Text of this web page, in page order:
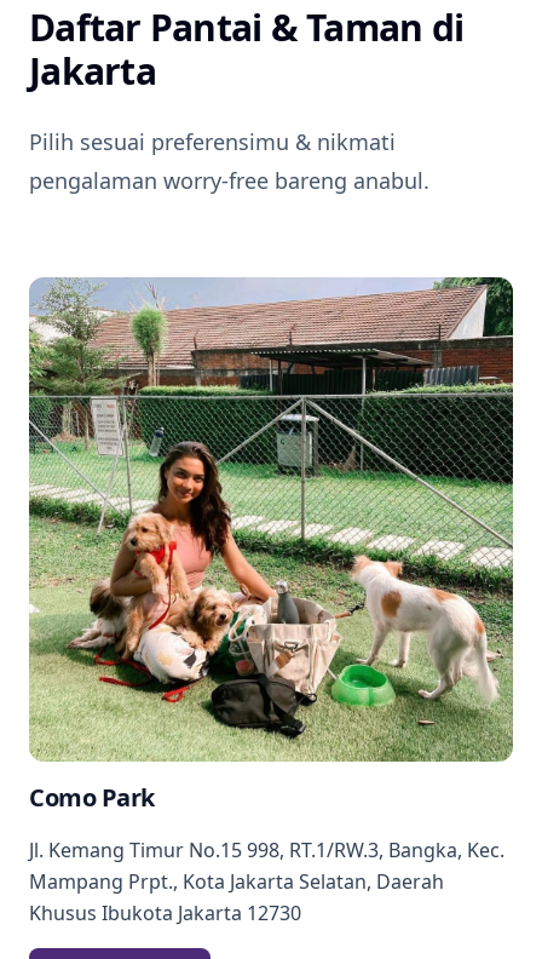
Daftar Pantai & Taman di
Jakarta
Pilih sesuai preferensimu & nikmati
pengalaman worry-free bareng anabul.
Como Park
Jl. Kemang Timur No.15 998, RT.1/RW.3, Bangka, Kec.
Mampang Prpt., Kota Jakarta Selatan, Daerah
Khusus Ibukota Jakarta 12730